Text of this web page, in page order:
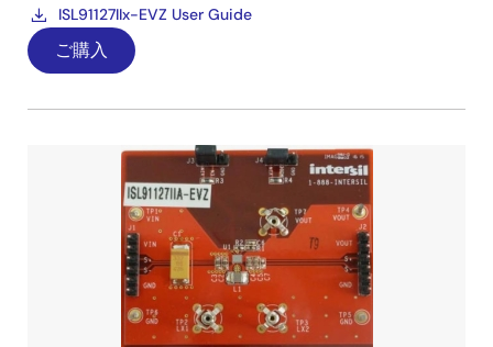
ISL91127IIx-EVZ User Guide
ご購入